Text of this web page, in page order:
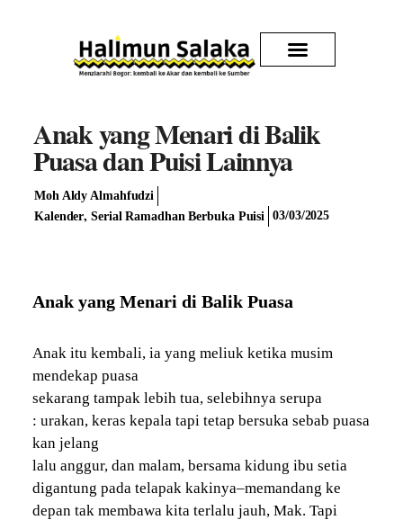
Anak yang Menari di Balik
Puasa dan Puisi Lainnya
Moh Aldy Almahfudzi
Kalender,Serial Ramadhan Berbuka Puisi 03/03/2025
Anak yang Menari di Balik Puasa
Anak itu kembali, ia yang meliuk ketika musim
mendekap puasa
sekarang tampak lebih tua, selebihnya serupa
: urakan, keras kepala tapi tetap bersuka sebab puasa
kan jelang
lalu anggur, dan malam, bersama kidung ibu setia
digantung pada telapak kakinya–memandang ke
depan tak membawa kita terlalu jauh, Mak. Tapi